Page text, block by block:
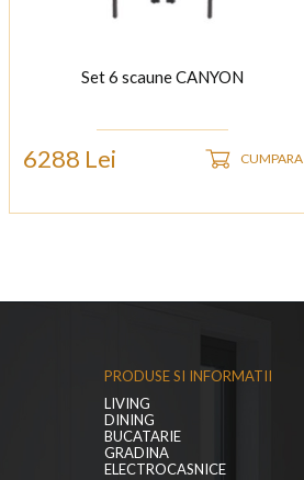
Set 6 scaune CANYON
6288 Lei CUMPARA
PRODUSE SI INFORMATII
LIVING
DINING
BUCATARIE
GRADINA
ELECTROCASNICE